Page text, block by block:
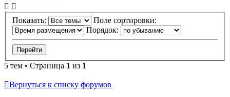
Показать:
Поле сортировки:
Порядок:
5 тем • Страница 1 из 1
Вернуться к списку форумов